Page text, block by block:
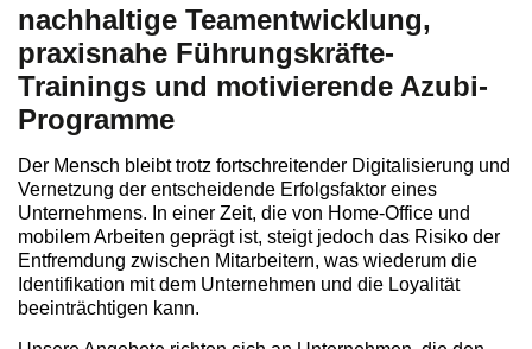
nachhaltige Teamentwicklung,
praxisnahe Führungskräfte-
Trainings und motivierende Azubi-
Programme
Der Mensch bleibt trotz fortschreitender Digitalisierung und
Vernetzung der entscheidende Erfolgsfaktor eines
Unternehmens. In einer Zeit, die von Home-Office und
mobilem Arbeiten geprägt ist, steigt jedoch das Risiko der
Entfremdung zwischen Mitarbeitern, was wiederum die
Identifikation mit dem Unternehmen und die Loyalität
beeinträchtigen kann.